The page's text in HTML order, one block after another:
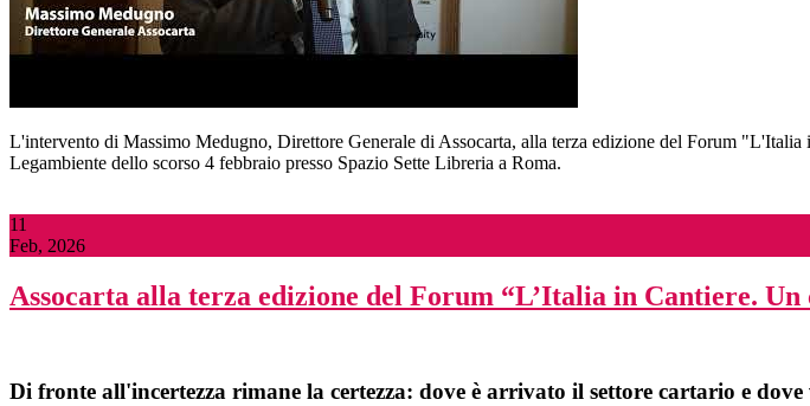
L'intervento di Massimo Medugno, Direttore Generale di Assocarta, alla terza edizione del Forum
Legambiente dello scorso 4 febbraio presso Spazio Sette Libreria a Roma.
11
Feb, 2026
Assocarta alla terza edizione del Forum “L’Italia in Cantiere.
Di fronte all'incertezza rimane la certezza: dove è arrivato il settore cartario e